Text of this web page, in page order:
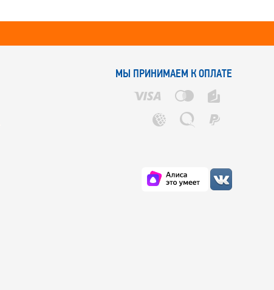
МЫ ПРИНИМАЕМ К ОПЛАТЕ